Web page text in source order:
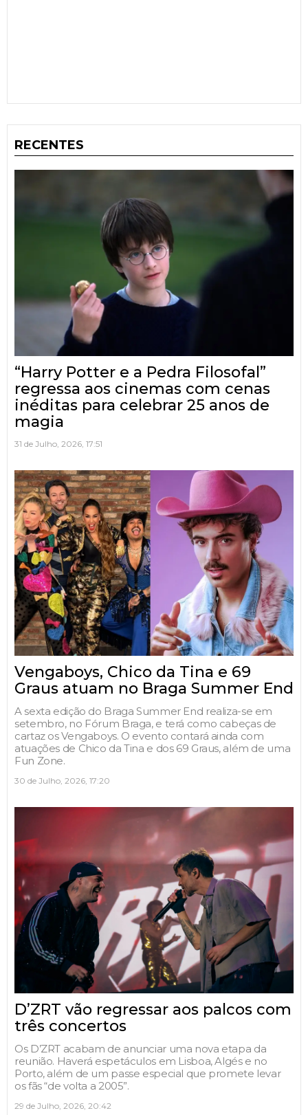
RECENTES
“Harry Potter e a Pedra Filosofal”
regressa aos cinemas com cenas
inéditas para celebrar 25 anos de
magia
31 de Julho, 2026, 17:51
Vengaboys, Chico da Tina e 69
Graus atuam no Braga Summer End
A sexta edição do Braga Summer End realiza-se em
setembro, no Fórum Braga, e terá como cabeças de
cartaz os Vengaboys. O evento contará ainda com
atuações de Chico da Tina e dos 69 Graus, além de uma
Fun Zone.
30 de Julho, 2026, 17:20
D’ZRT vão regressar aos palcos com
três concertos
Os D’ZRT acabam de anunciar uma nova etapa da
reunião. Haverá espetáculos em Lisboa, Algés e no
Porto, além de um passe especial que promete levar
os fãs “de volta a 2005”.
29 de Julho, 2026, 20:42